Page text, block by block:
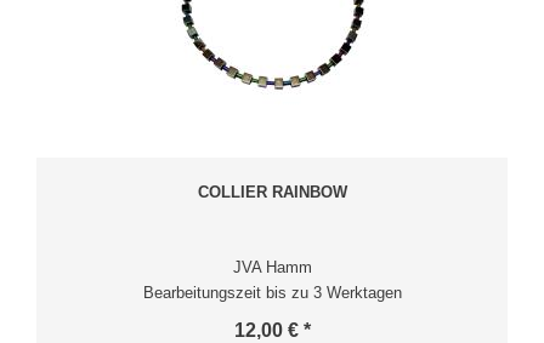
COLLIER RAINBOW
JVA Hamm
Bearbeitungszeit bis zu 3 Werktagen
12,00 € *